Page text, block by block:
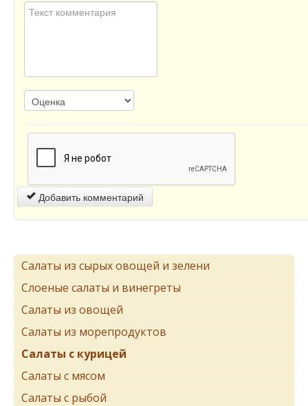
Добавить комментарий
Салаты из сырых овощей и зелени
Слоеные салаты и винегреты
Салаты из овощей
Салаты из морепродуктов
Салаты с курицей
Салаты с мясом
Салаты с рыбой